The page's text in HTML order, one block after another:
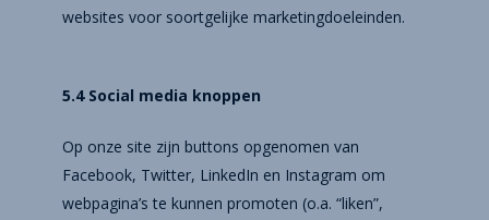
websites voor soortgelijke marketingdoeleinden.
5.4 Social media knoppen
Op onze site zijn buttons opgenomen van
Facebook, Twitter, LinkedIn en Instagram om
webpagina’s te kunnen promoten (o.a. “liken”,